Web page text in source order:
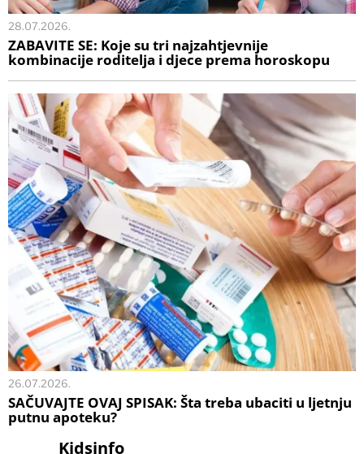
28.07.2026.
ZABAVITE SE: Koje su tri najzahtjevnije
kombinacije roditelja i djece prema horoskopu
26.07.2026.
SAČUVAJTE OVAJ SPISAK: Šta treba ubaciti u ljetnju
putnu apoteku?
Kidsinfo